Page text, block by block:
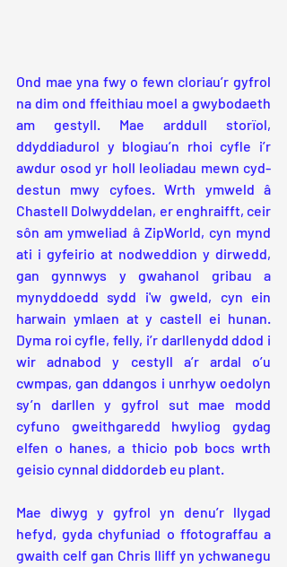
Ond mae yna fwy o fewn cloriau’r gyfrol
na dim ond ffeithiau moel a gwybodaeth
am gestyll. Mae arddull storïol,
ddyddiadurol y blogiau’n rhoi cyfle i’r
awdur osod yr holl leoliadau mewn cyd-
destun mwy cyfoes. Wrth ymweld â
Chastell Dolwyddelan, er enghraifft, ceir
sôn am ymweliad â ZipWorld, cyn mynd
ati i gyfeirio at nodweddion y dirwedd,
gan gynnwys y gwahanol gribau a
mynyddoedd sydd i'w gweld, cyn ein
harwain ymlaen at y castell ei hunan.
Dyma roi cyfle, felly, i’r darllenydd ddod i
wir adnabod y cestyll a’r ardal o’u
cwmpas, gan ddangos i unrhyw oedolyn
sy’n darllen y gyfrol sut mae modd
cyfuno gweithgaredd hwyliog gydag
elfen o hanes, a thicio pob bocs wrth
geisio cynnal diddordeb eu plant.
Mae diwyg y gyfrol yn denu’r llygad
hefyd, gyda chyfuniad o ffotograffau a
gwaith celf gan Chris Iliff yn ychwanegu